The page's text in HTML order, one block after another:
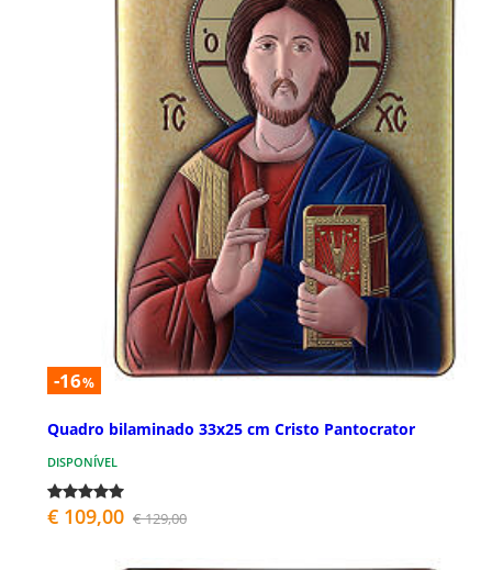
-16%
Quadro bilaminado 33x25 cm Cristo Pantocrator
DISPONÍVEL
€ 109,00 € 129,00